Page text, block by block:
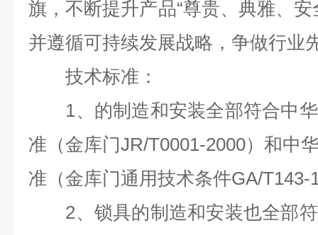
旗，不断提升产品“尊贵、典雅、
并遵循可持续发展战略，争做行业
技术标准：
1、的制造和安装全部符合中华
准（金库门JR/T0001-2000）和中
准（金库门通用技术条件GA/T143-
2、锁具的制造和安装也全部符